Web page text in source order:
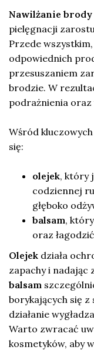
Nawilżanie brody
pielęgnacji
Przede
odpowiednich
przesuszaniem
brodzie. W
podrażnienia oraz
Wśród
się:
olejek, który
codziennej
głęboko
balsam,
oraz
Olejek działa
zapachy i nadając
balsam
borykających się z
działanie
Warto zwracać
kosmetyków, aby